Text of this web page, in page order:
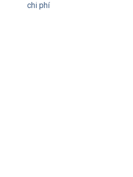
chi phí